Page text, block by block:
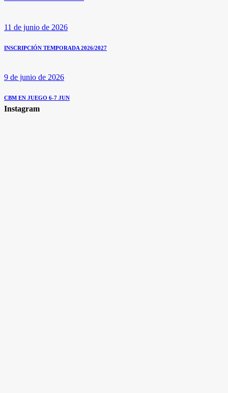
11 de junio de 2026
INSCRIPCIÓN TEMPORADA 2026/2027
9 de junio de 2026
CBM EN JUEGO 6-7 JUN
Instagram